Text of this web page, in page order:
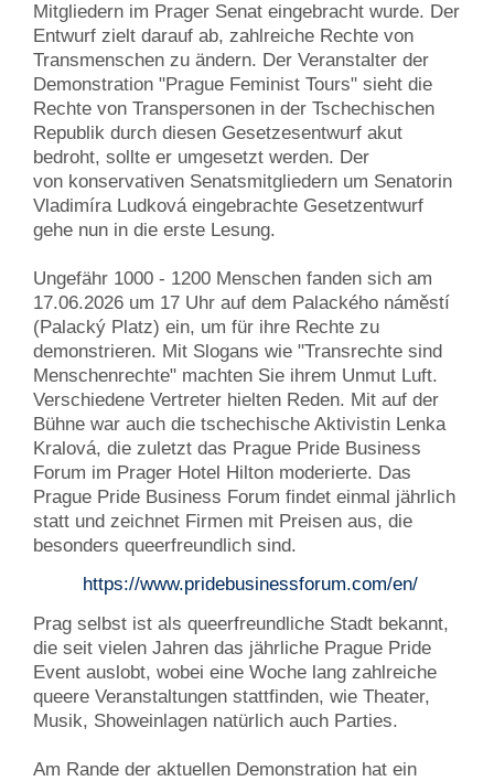
Mitgliedern im Prager Senat eingebracht wurde. Der
Entwurf zielt darauf ab, zahlreiche Rechte von
Transmenschen zu ändern. Der Veranstalter der
Demonstration "Prague Feminist Tours" sieht die
Rechte von Transpersonen in der Tschechischen
Republik durch diesen Gesetzesentwurf akut
bedroht, sollte er umgesetzt werden. Der
von konservativen Senatsmitgliedern um Senatorin
Vladimíra Ludková eingebrachte Gesetzentwurf
gehe nun in die erste Lesung.
Ungefähr 1000 - 1200 Menschen fanden sich am
17.06.2026 um 17 Uhr auf dem Palackého náměstí
(Palacký Platz) ein, um für ihre Rechte zu
demonstrieren. Mit Slogans wie "Transrechte sind
Menschenrechte" machten Sie ihrem Unmut Luft.
Verschiedene Vertreter hielten Reden. Mit auf der
Bühne war auch die tschechische Aktivistin Lenka
Kralová, die zuletzt das Prague Pride Business
Forum im Prager Hotel Hilton moderierte. Das
Prague Pride Business Forum findet einmal jährlich
statt und zeichnet Firmen mit Preisen aus, die
besonders queerfreundlich sind.
https://www.pridebusinessforum.com/en/
Prag selbst ist als queerfreundliche Stadt bekannt,
die seit vielen Jahren das jährliche Prague Pride
Event auslobt, wobei eine Woche lang zahlreiche
queere Veranstaltungen stattfinden, wie Theater,
Musik, Showeinlagen natürlich auch Parties.
Am Rande der aktuellen Demonstration hat ein